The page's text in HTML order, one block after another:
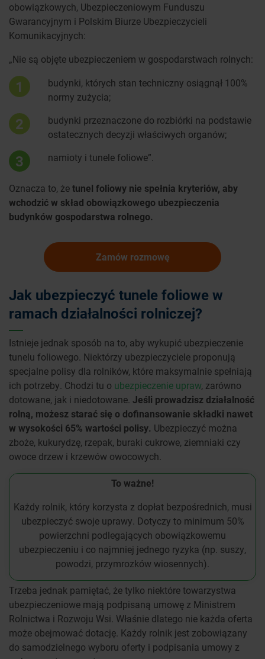
obowiązkowych, Ubezpieczeniowym Funduszu
Gwarancyjnym i Polskim Biurze Ubezpieczycieli
Komunikacyjnych:
„Nie są objęte ubezpieczeniem w gospodarstwach rolnych:
1
budynki, których stan techniczny osiągnął 100%
normy zużycia;
2
budynki przeznaczone do rozbiórki na podstawie
ostatecznych decyzji właściwych organów;
3 namioty i tunele foliowe”.
Oznacza to, żetunel foliowy nie spełnia kryteriów, aby
wchodzić w skład obowiązkowego ubezpieczenia
budynków gospodarstwa rolnego.
Zamów rozmowę
Jak ubezpieczyć tunele foliowe w
ramach działalności rolniczej?
Istnieje jednak sposób na to, aby wykupić ubezpieczenie
tunelu foliowego. Niektórzy ubezpieczyciele proponują
specjalne polisy dla rolników, które maksymalnie spełniają
ich potrzeby. Chodzi tu o ubezpieczenie upraw, zarówno
dotowane, jak i niedotowane. Jeśli prowadzisz działalność
rolną, możesz starać się o dofinansowanie składki nawet
w wysokości 65% wartości polisy. Ubezpieczyć można
zboże, kukurydzę, rzepak, buraki cukrowe, ziemniaki czy
owoce drzew i krzewów owocowych.
To ważne!
Każdy rolnik, który korzysta z dopłat bezpośrednich, musi
ubezpieczyć swoje uprawy. Dotyczy to minimum 50%
powierzchni podlegających obowiązkowemu
ubezpieczeniu i co najmniej jednego ryzyka (np. suszy,
powodzi, przymrozków wiosennych).
Trzeba jednak pamiętać, że tylko niektóre towarzystwa
ubezpieczeniowe mają podpisaną umowę z Ministrem
Rolnictwa i Rozwoju Wsi. Właśnie dlatego nie każda oferta
może obejmować dotację. Każdy rolnik jest zobowiązany
do samodzielnego wyboru oferty i podpisania umowy z